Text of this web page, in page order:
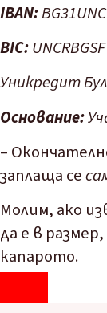
IBAN:
BIC:UNCRBGSF
Уникредит
Основание:
–
заплаща се
Молим, ако
да е в
капарото.